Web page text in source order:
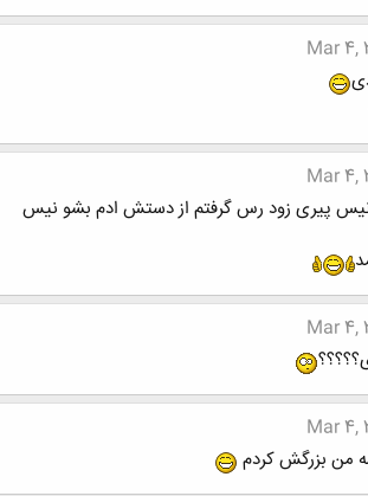
Mar 4,
Mar 4,
پیری زود رس گرفتم از دستش ادم بشو نیس
Mar 4,
Mar 4,
من بزرگش کردم